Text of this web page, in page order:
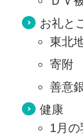
お礼と
東北
寄附
善意
健康
1月の